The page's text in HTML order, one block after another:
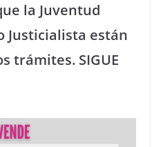
la Juventud
Justicialista están
trámites. SIGUE